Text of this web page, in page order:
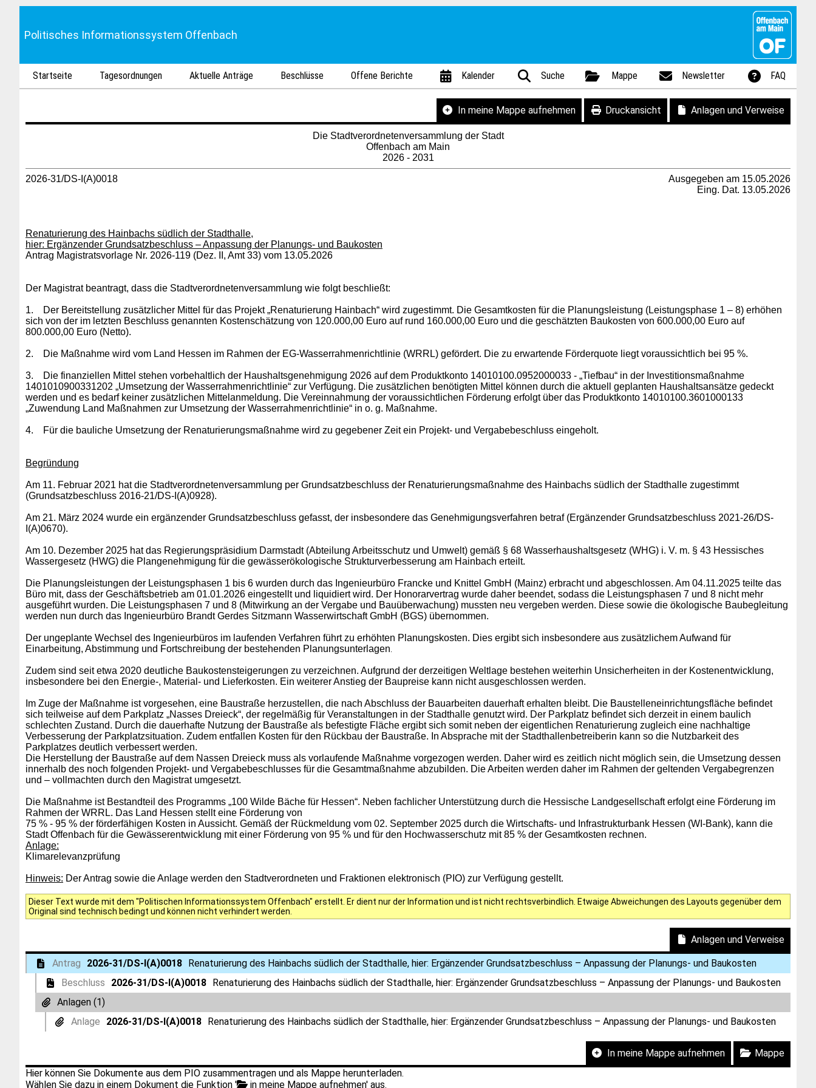
Politisches Informationssystem Offenbach
Startseite Tagesordnungen Aktuelle Anträge Beschlüsse Offene Berichte Kalender Suche Mappe Newsletter FAQ
In meine Mappe aufnehmen Druckansicht Anlagen und Verweise
Die Stadtverordnetenversammlung der Stadt
Offenbach am Main
2026 - 2031
2026-31/DS-I(A)0018
Ausgegeben am 15.05.2026
Eing. Dat. 13.05.2026
Renaturierung des Hainbachs südlich der Stadthalle,
hier: Ergänzender Grundsatzbeschluss – Anpassung der Planungs- und Baukosten
Antrag Magistratsvorlage Nr. 2026-119 (Dez. II, Amt 33) vom 13.05.2026
Der Magistrat beantragt, dass die Stadtverordnetenversammlung wie folgt beschließt:
1.
Der Bereitstellung zusätzlicher Mittel für das Projekt „Renaturierung Hainbach“ wird zugestimmt. Die Gesamtkosten für die Planungsleistung (Leistungsphase 1 – 8) erhöhen
sich von der im letzten Beschluss genannten Kostenschätzung von 120.000,00 Euro auf rund 160.000,00 Euro und die geschätzten Baukosten von 600.000,00 Euro auf
800.000,00 Euro (Netto).
2. Die Maßnahme wird vom Land Hessen im Rahmen der EG-Wasserrahmenrichtlinie (WRRL) gefördert. Die zu erwartende Förderquote liegt voraussichtlich bei 95 %.
3.
Die finanziellen Mittel stehen vorbehaltlich der Haushaltsgenehmigung 2026 auf dem Produktkonto 14010100.0952000033 - „Tiefbau“ in der Investitionsmaßnahme
1401010900331202 „Umsetzung der Wasserrahmenrichtlinie“ zur Verfügung. Die zusätzlichen benötigten Mittel können durch die aktuell geplanten Haushaltsansätze gedeckt
werden und es bedarf keiner zusätzlichen Mittelanmeldung. Die Vereinnahmung der voraussichtlichen Förderung erfolgt über das Produktkonto 14010100.3601000133
„Zuwendung Land Maßnahmen zur Umsetzung der Wasserrahmenrichtlinie“ in o. g. Maßnahme.
4. Für die bauliche Umsetzung der Renaturierungsmaßnahme wird zu gegebener Zeit ein Projekt- und Vergabebeschluss eingeholt.
Begründung
Am 11. Februar 2021 hat die Stadtverordnetenversammlung per Grundsatzbeschluss der Renaturierungsmaßnahme des Hainbachs südlich der Stadthalle zugestimmt
(Grundsatzbeschluss 2016-21/DS-I(A)0928).
Am 21. März 2024 wurde ein ergänzender Grundsatzbeschluss gefasst, der insbesondere das Genehmigungsverfahren betraf (Ergänzender Grundsatzbeschluss 2021-26/DS-
I(A)0670).
Am 10. Dezember 2025 hat das Regierungspräsidium Darmstadt (Abteilung Arbeitsschutz und Umwelt) gemäß § 68 Wasserhaushaltsgesetz (WHG) i. V. m. § 43 Hessisches
Wassergesetz (HWG) die Plangenehmigung für die gewässerökologische Strukturverbesserung am Hainbach erteilt.
Die Planungsleistungen der Leistungsphasen 1 bis 6 wurden durch das Ingenieurbüro Francke und Knittel GmbH (Mainz) erbracht und abgeschlossen. Am 04.11.2025 teilte das
Büro mit, dass der Geschäftsbetrieb am 01.01.2026 eingestellt und liquidiert wird. Der Honorarvertrag wurde daher beendet, sodass die Leistungsphasen 7 und 8 nicht mehr
ausgeführt wurden. Die Leistungsphasen 7 und 8 (Mitwirkung an der Vergabe und Bauüberwachung) mussten neu vergeben werden. Diese sowie die ökologische Baubegleitung
werden nun durch das Ingenieurbüro Brandt Gerdes Sitzmann Wasserwirtschaft GmbH (BGS) übernommen.
Der ungeplante Wechsel des Ingenieurbüros im laufenden Verfahren führt zu erhöhten Planungskosten. Dies ergibt sich insbesondere aus zusätzlichem Aufwand für
Einarbeitung, Abstimmung und Fortschreibung der bestehenden Planungsunterlagen
Zudem sind seit etwa 2020 deutliche Baukostensteigerungen zu verzeichnen. Aufgrund der derzeitigen Weltlage bestehen weiterhin Unsicherheiten in der Kostenentwicklung,
insbesondere bei den Energie-, Material- und Lieferkosten. Ein weiterer Anstieg der Baupreise kann nicht ausgeschlossen werden.
Im Zuge der Maßnahme ist vorgesehen, eine Baustraße herzustellen, die nach Abschluss der Bauarbeiten dauerhaft erhalten bleibt. Die Baustelleneinrichtungsfläche befindet
sich teilweise auf dem Parkplatz „Nasses Dreieck“, der regelmäßig für Veranstaltungen in der Stadthalle genutzt wird. Der Parkplatz befindet sich derzeit in einem baulich
schlechten Zustand. Durch die dauerhafte Nutzung der Baustraße als befestigte Fläche ergibt sich somit neben der eigentlichen Renaturierung zugleich eine nachhaltige
Verbesserung der Parkplatzsituation. Zudem entfallen Kosten für den Rückbau der Baustraße. In Absprache mit der Stadthallenbetreiberin kann so die Nutzbarkeit des
Parkplatzes deutlich verbessert werden.
Die Herstellung der Baustraße auf dem Nassen Dreieck muss als vorlaufende Maßnahme vorgezogen werden. Daher wird es zeitlich nicht möglich sein, die Umsetzung dessen
innerhalb des noch folgenden Projekt- und Vergabebeschlusses für die Gesamtmaßnahme abzubilden. Die Arbeiten werden daher im Rahmen der geltenden Vergabegrenzen
und – vollmachten durch den Magistrat umgesetzt.
Die Maßnahme ist Bestandteil des Programms „100 Wilde Bäche für Hessen“. Neben fachlicher Unterstützung durch die Hessische Landgesellschaft erfolgt eine Förderung im
Rahmen der WRRL. Das Land Hessen stellt eine Förderung von
75 % - 95 % der förderfähigen Kosten in Aussicht. Gemäß der Rückmeldung vom 02. September 2025 durch die Wirtschafts- und Infrastrukturbank Hessen (WI-Bank), kann die
Stadt Offenbach für die Gewässerentwicklung mit einer Förderung von 95 % und für den Hochwasserschutz mit 85 % der Gesamtkosten rechnen.
Anlage:
Klimarelevanzprüfung
Hinweis: Der Antrag sowie die Anlage werden den Stadtverordneten und Fraktionen elektronisch (PIO) zur Verfügung gestellt.
Dieser Text wurde mit dem "Politischen Informationssystem Offenbach" erstellt. Er dient nur der Information und ist nicht rechtsverbindlich. Etwaige Abweichungen des Layouts gegenüber dem
Original sind technisch bedingt und können nicht verhindert werden.
Anlagen und Verweise
Antrag 2026-31/DS-I(A)0018
Renaturierung des Hainbachs südlich der Stadthalle, hier: Ergänzender Grundsatzbeschluss – Anpassung der Planungs- und Baukosten
Beschluss
2026-31/DS-I(A)0018 Renaturierung des Hainbachs südlich der Stadthalle, hier: Ergänzender Grundsatzbeschluss – Anpassung der Planungs- und Baukosten
Anlagen (1)
Anlage
2026-31/DS-I(A)0018 Renaturierung des Hainbachs südlich der Stadthalle, hier: Ergänzender Grundsatzbeschluss – Anpassung der Planungs- und Baukosten
In meine Mappe aufnehmen
Mappe
Hier können Sie Dokumente aus dem PIO zusammentragen und als Mappe herunterladen.
Wählen Sie dazu in einem Dokument die Funktion '
in meine Mappe aufnehmen' aus.